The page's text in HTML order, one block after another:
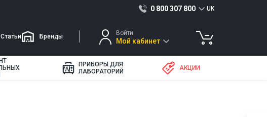
0 800 307 800 UK
Статьи Бренды Войти
Мой кабинет
ПРИБОРЫ ДЛЯ
ЛАБОРАТОРИЙ
АКЦИИ